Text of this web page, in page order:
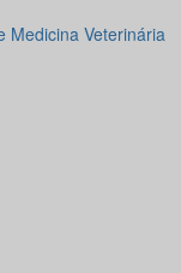
Medicina Veterinária